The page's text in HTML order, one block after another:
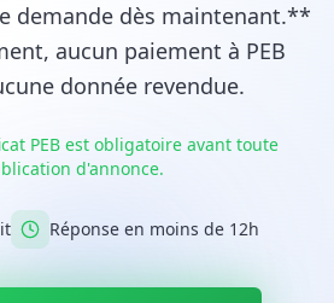
demande dès maintenant.**
aucun paiement à PEB
donnée revendue.
PEB est obligatoire avant toute
d'annonce.
Réponse en moins de 12h